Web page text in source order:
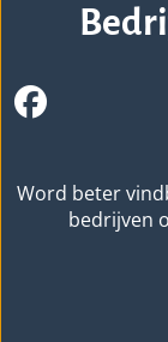
Word beter
bedrijven